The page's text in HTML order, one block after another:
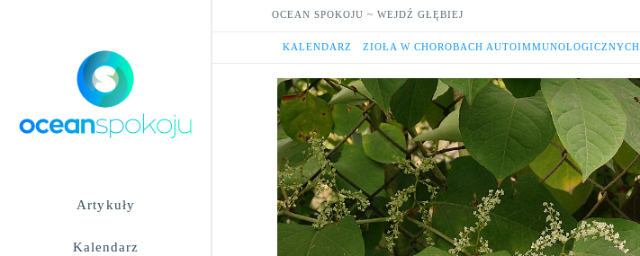
OCEAN SPOKOJU ~ WEJDŹ GŁĘBIEJ
Artykuły
Kalendarz
HOME
KALENDARZ ZIOŁA W CHOROBACH AUTOIMMUNOLOGICZNYCH.